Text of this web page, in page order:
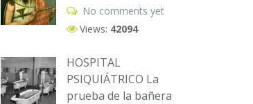
No comments yet
Views: 42094
HOSPITAL
PSIQUIÁTRICO La
prueba de la bañera